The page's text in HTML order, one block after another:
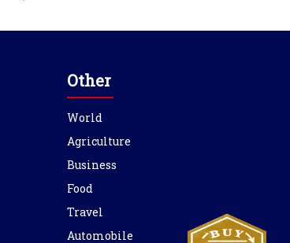
Other
World
Agriculture
Business
Food
Travel
Automobile